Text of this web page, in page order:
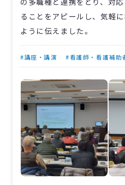
ることをアピールし、気軽
ように伝えました。
#講座・講演 #看護師・看護補助